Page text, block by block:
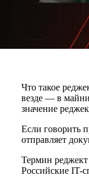
Что такое
везде — в
значение
Если говорить
отправляет
Термин
Российские IT-